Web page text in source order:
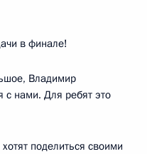
в финале!
Владимир
с нами. Для ребят это
поделиться своими